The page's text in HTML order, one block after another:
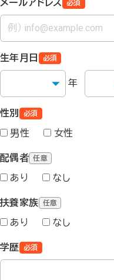
メールアドレス 必須
生年月日 必須
年
性別 必須
男性 女性
配偶者 任意
あり なし
扶養家族 任意
あり なし
学歴 必須